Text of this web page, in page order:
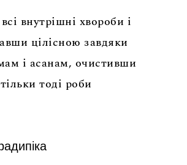
внутрішні хвороби і
цілісною завдяки
і асанам, очистивши
тоді роби